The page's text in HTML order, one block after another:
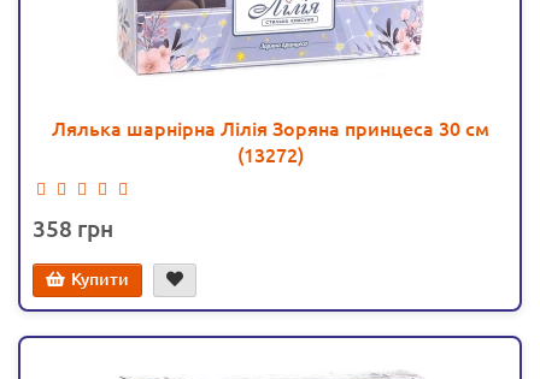
Лялька шарнірна Лілія Зоряна принцеса 30 см
(13272)
358
Купити